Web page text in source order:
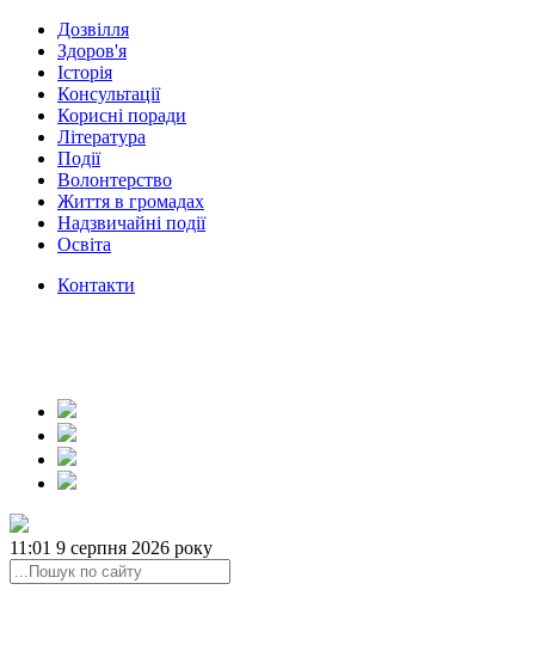
Дозвілля
Здоров'я
Історія
Консультації
Корисні поради
Література
Події
Волонтерство
Життя в громадах
Надзвичайні події
Освіта
Контакти
11:01 9 серпня 2026 року